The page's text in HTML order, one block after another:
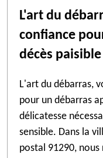
L'art du
confiance
décès paisible
L'art du débarras,
pour un débarras
délicatesse
sensible. Dans la
postal 91290,